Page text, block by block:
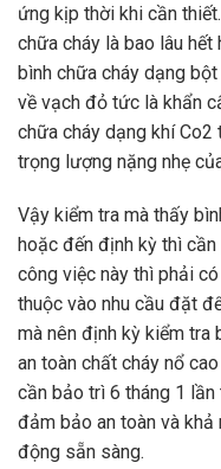
ứng kịp thời khi cần
chữa cháy là bao lâu
bình chữa cháy dạng
về vạch đỏ tức là khẩn
chữa cháy dạng khí Co2
trọng lượng nặng nhẹ
Vậy kiểm tra mà thấy
hoặc đến định kỳ thì
công việc này thì phải
thuộc vào nhu cầu đặt
mà nên định kỳ kiểm tra
an toàn chất cháy nổ
cần bảo trì 6 tháng 1
đảm bảo an toàn và
động sẵn sàng.